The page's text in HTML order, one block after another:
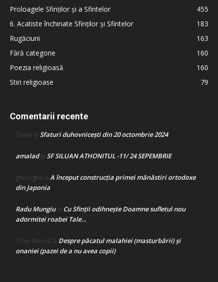
Proloagele Sfinților și a Sfintelor
455
6. Acatiste închinate Sfinților și Sfintelor
183
Rugăciuni
163
Fără categorie
160
Poezia religioasă
160
Stiri religioase
79
Comentarii recente
Doina la Sfaturi duhovnicești din 20 octombrie 2024
amaladla SF SILUAN ATHONITUL -11/ 24 SEPEMBRIE
gheorghe la A început construcţia primei mănăstiri ortodoxe
din Japonia
Radu Mungiula Cu Sfinții odihnește Doamne sufletul nou
adormitei roabei Tale…
Crina Marina la Despre păcatul malahiei (masturbării) şi
onaniei (pazei de a nu avea copii)